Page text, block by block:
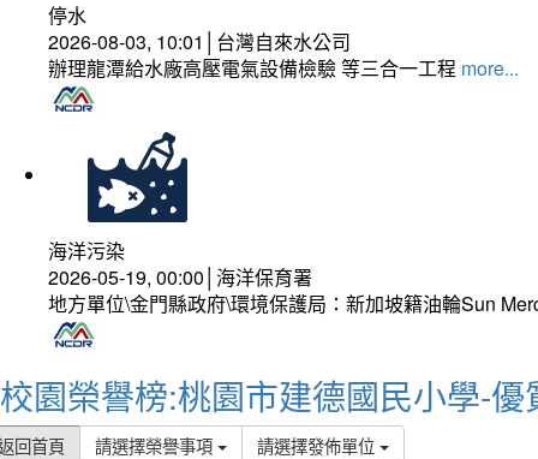
停水
2026-08-03, 10:01│台灣自來水公司
辦理龍潭給水廠高壓電氣設備檢驗 等三合一工程 more...
海洋污染
2026-05-19, 00:00│海洋保育署
地方單位\金門縣政府\環境保護局：新加坡籍油輪Sun
校園榮譽榜:桃園市建德國民小學-優
回首頁 請選擇榮譽事項 請選擇發佈單位